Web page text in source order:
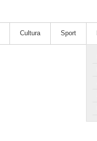
Cultura Sport